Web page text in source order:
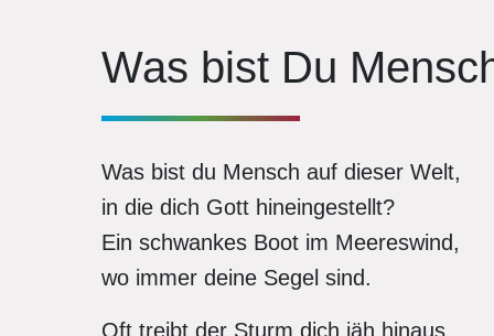
Was bist Du
Was bist du Mensch auf dieser Welt,
in die dich Gott hineingestellt?
Ein schwankes Boot im Meereswind,
wo immer deine Segel sind.
Oft treibt der Sturm dich jäh hinaus,